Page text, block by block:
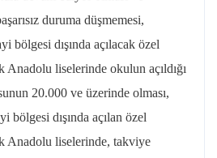
duruma düşmemesi,
bölgesi dışında açılacak özel
Anadolu liselerinde okulun açıldığı
20.000 ve üzerinde olması,
bölgesi dışında açılan özel
Anadolu liselerinde, takviye